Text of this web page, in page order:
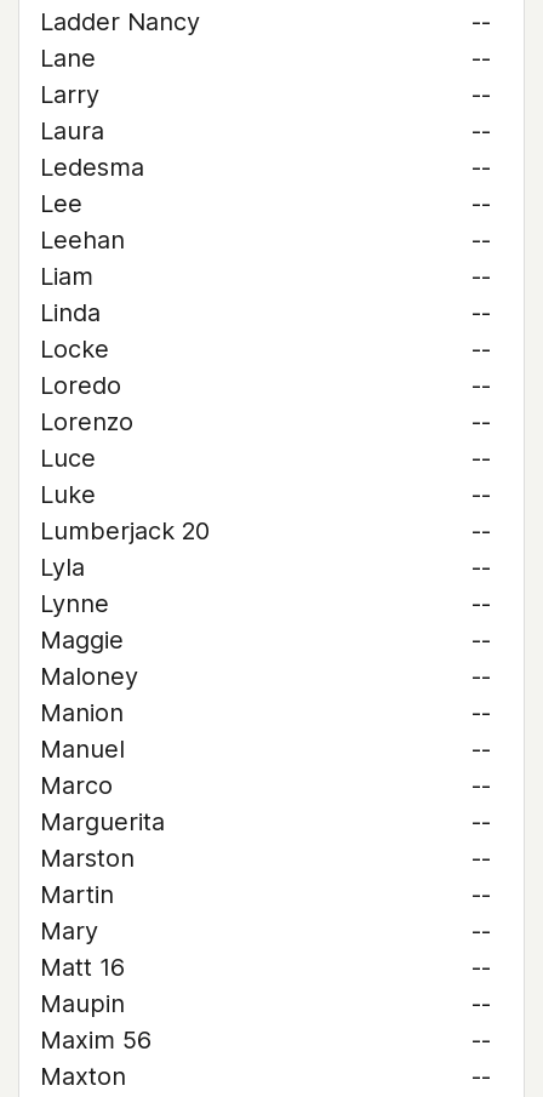
Ladder Nancy
--
Lane
--
Larry
--
Laura
--
Ledesma
--
Lee
--
Leehan
--
Liam
--
Linda
--
Locke
--
Loredo
--
Lorenzo
--
Luce
--
Luke
--
Lumberjack 20
--
Lyla
--
Lynne
--
Maggie
--
Maloney
--
Manion
--
Manuel
--
Marco
--
Marguerita
--
Marston
--
Martin
--
Mary
--
Matt 16
--
Maupin
--
Maxim 56
--
Maxton
--